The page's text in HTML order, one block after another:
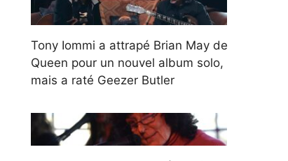
Tony Iommi a attrapé Brian May de
Queen pour un nouvel album solo,
mais a raté Geezer Butler